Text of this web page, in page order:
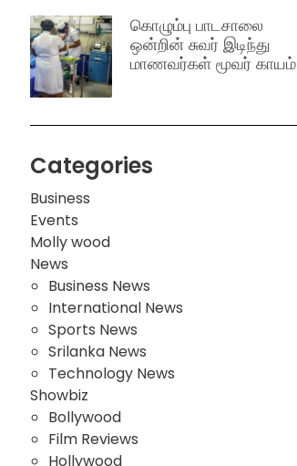
கொழும்பு பாடசாலை
ஒன்றின் சுவர் இடிந்து
மாணவர்கள் மூவர் காயம்
Categories
Business
Events
Molly wood
News
Business News
International News
Sports News
Srilanka News
Technology News
Showbiz
Bollywood
Film Reviews
Hollywood